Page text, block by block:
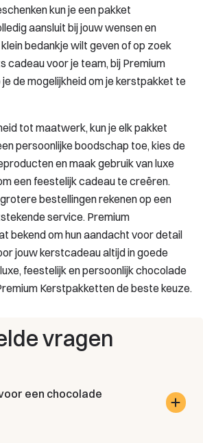
kun je een pakket
aansluit bij jouw wensen en
bedankje wilt geven of op zoek
cadeau voor je team, bij Premium
de mogelijkheid om je kerstpakket te
tot maatwerk, kun je elk pakket
persoonlijke boodschap toe, kies de
en maak gebruik van luxe
een feestelijk cadeau te creëren.
bestellingen rekenen op een
service. Premium
bekend om hun aandacht voor detail
jouw kerstcadeau altijd in goede
feestelijk en persoonlijk chocolade
Kerstpakketten de beste keuze.
vragen
een chocolade